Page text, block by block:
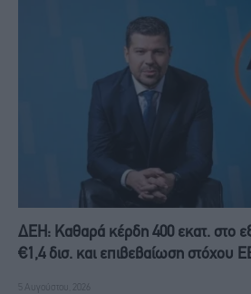
ΔΕΗ: Καθαρά κέρδη 400 εκατ. στο
€1,4 δισ. και επιβεβαίωση στόχου
5 Αυγούστου, 2026